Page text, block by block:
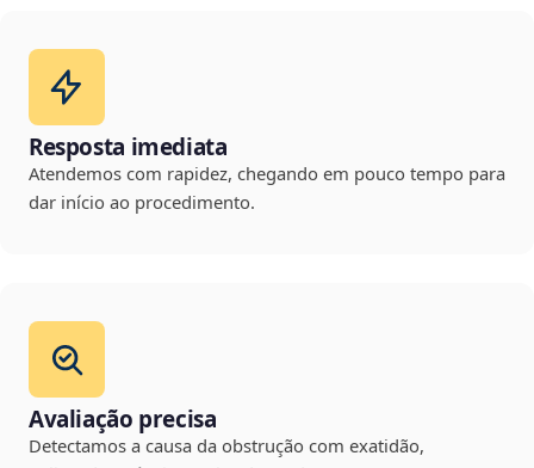
Resposta imediata
Atendemos com rapidez, chegando em pouco tempo para
dar início ao procedimento.
Avaliação precisa
Detectamos a causa da obstrução com exatidão,